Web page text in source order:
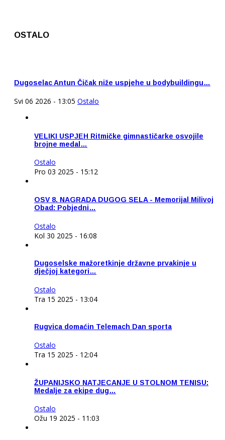
OSTALO
Dugoselac Antun Čičak niže uspjehe u bodybuildingu…
Svi 06 2026 - 13:05 Ostalo
VELIKI USPJEH Ritmičke gimnastičarke osvojile
brojne medal…
Ostalo
Pro 03 2025 - 15:12
OSV 8. NAGRADA DUGOG SELA - Memorijal Milivoj
Obad: Pobjedni…
Ostalo
Kol 30 2025 - 16:08
Dugoselske mažoretkinje državne prvakinje u
dječjoj kategori…
Ostalo
Tra 15 2025 - 13:04
Rugvica domaćin Telemach Dan sporta
Ostalo
Tra 15 2025 - 12:04
ŽUPANIJSKO NATJECANJE U STOLNOM TENISU:
Medalje za ekipe dug…
Ostalo
Ožu 19 2025 - 11:03